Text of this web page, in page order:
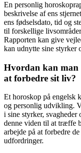
En personlig
beskrivelse af ens
ens fødselsdato, tid og
til forskellige
Rapporten kan give
kan udnytte sine styrker
Hvordan kan man
at forbedre sit liv?
Et horoskop på engelsk
og personlig udvikling.
i sine styrker, svagheder
denne viden til at træffe
arbejde på at forbedre
udfordringer.